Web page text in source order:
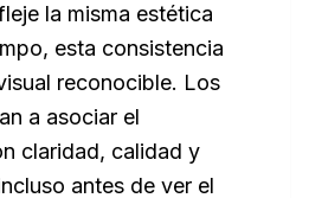
la misma estética
esta consistencia
reconocible. Los
a asociar el
claridad, calidad y
antes de ver el